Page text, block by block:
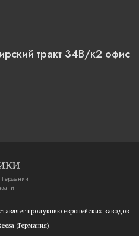
тракт 34В/к2 офис
Германии
продукцию европейских заводов
(Германия).